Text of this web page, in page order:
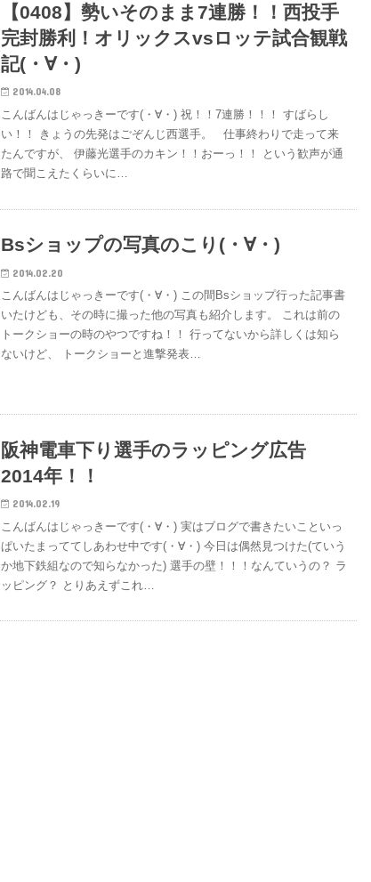
【0408】勢いそのまま7連勝！！西投手
完封勝利！オリックスvsロッテ試合観戦
記(・∀・)
2014.04.08
こんばんはじゃっきーです(・∀・) 祝！！7連勝！！！ すばらし
い！！ きょうの先発はごぞんじ西選手。 仕事終わりで走って来
たんですが、 伊藤光選手のカキン！！おーっ！！ という歓声が通
路で聞こえたくらいに…
Bsショップの写真のこり(・∀・)
2014.02.20
こんばんはじゃっきーです(・∀・) この間Bsショップ行った記事書
いたけども、その時に撮った他の写真も紹介します。 これは前の
トークショーの時のやつですね！！ 行ってないから詳しくは知ら
ないけど、 トークショーと進撃発表…
阪神電車下り選手のラッピング広告
2014年！！
2014.02.19
こんばんはじゃっきーです(・∀・) 実はブログで書きたいこといっ
ぱいたまっててしあわせ中です(・∀・) 今日は偶然見つけた(ていう
か地下鉄組なので知らなかった) 選手の壁！！！なんていうの？ ラ
ッピング？ とりあえずこれ…